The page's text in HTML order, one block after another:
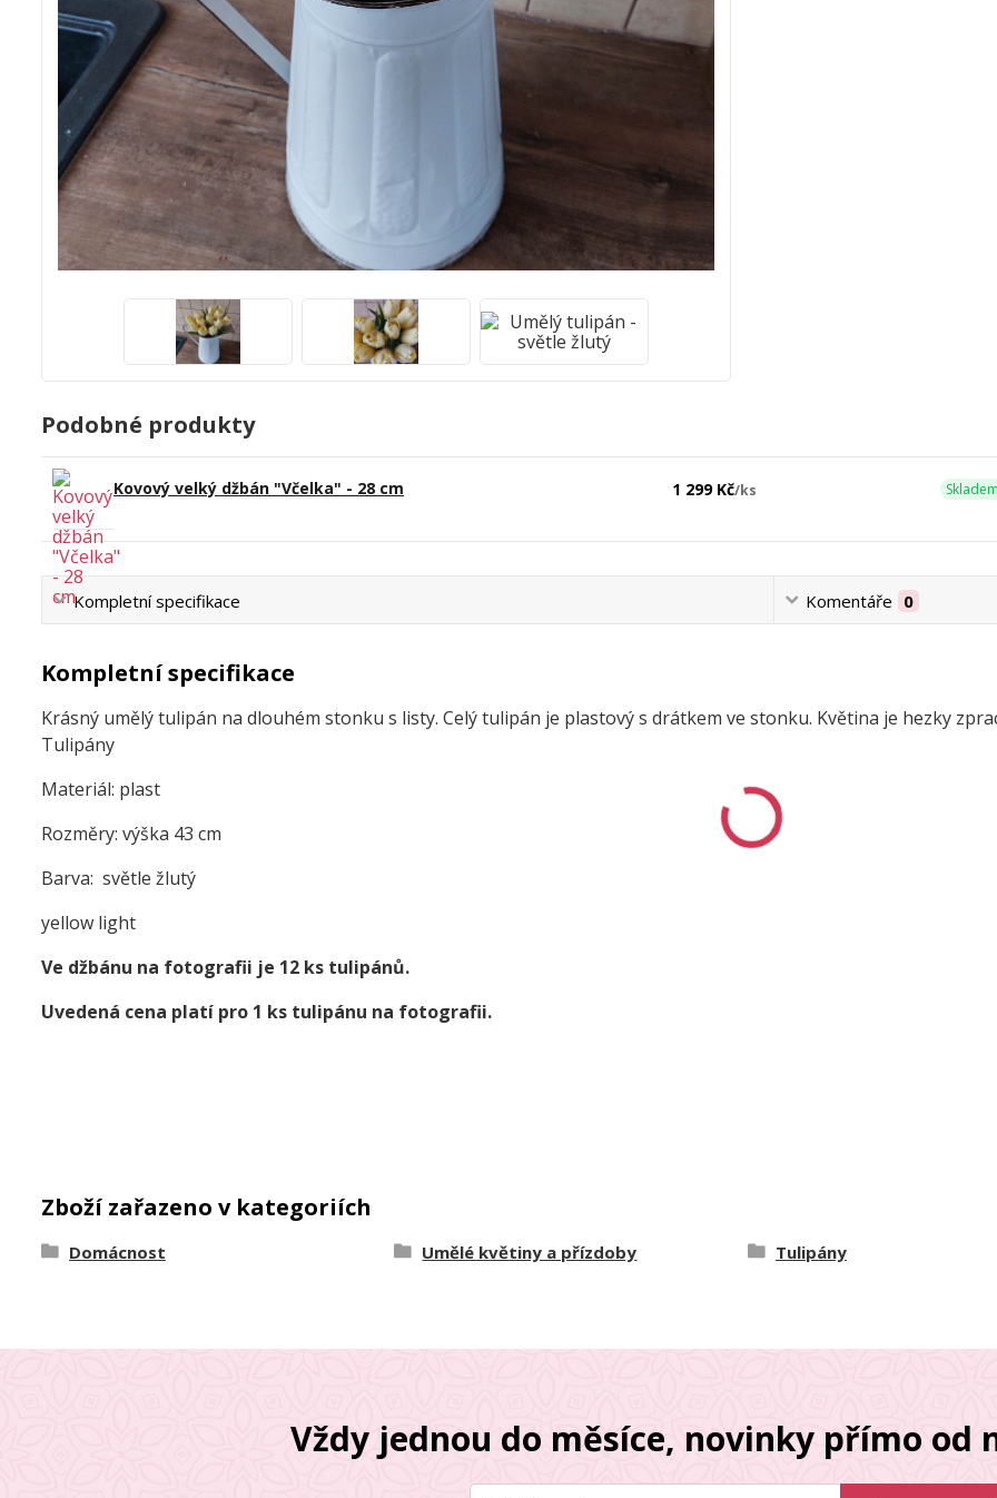
Podobné produkty
Kovový velký džbán "Včelka" - 28 cm 1 299 Kč/ks
Kompletní specifikace Komentáře 0
Kompletní specifikace
Krásný umělý tulipán na dlouhém stonku s listy. Celý tulipán je plastový s drátkem ve stonku. Květina je hezky
Tulipány
Materiál: plast
Rozměry: výška 43 cm
Barva: světle žlutý
yellow light
Ve džbánu na fotografii je 12 ks tulipánů.
Uvedená cena platí pro 1 ks tulipánu na fotografii.
Zboží zařazeno v kategoriích
Domácnost Umělé květiny a přízdoby Tulipány
Vždy jednou do měsíce, novinky přímo od